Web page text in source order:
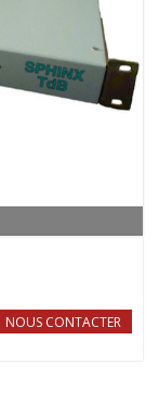
NOUS CONTACTER